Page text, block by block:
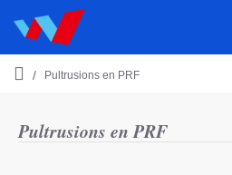
Pultrusions en PRF
e
Pultrusions en PRF